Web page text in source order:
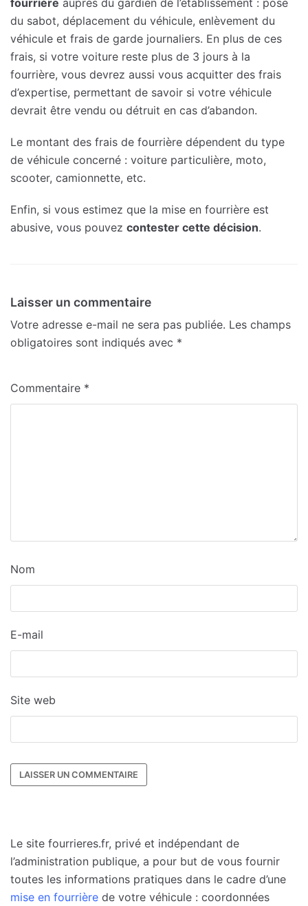
fourrière auprès du gardien de l’établissement : pose
du sabot, déplacement du véhicule, enlèvement du
véhicule et frais de garde journaliers. En plus de ces
frais, si votre voiture reste plus de 3 jours à la
fourrière, vous devrez aussi vous acquitter des frais
d’expertise, permettant de savoir si votre véhicule
devrait être vendu ou détruit en cas d’abandon.
Le montant des frais de fourrière dépendent du type
de véhicule concerné : voiture particulière, moto,
scooter, camionnette, etc.
Enfin, si vous estimez que la mise en fourrière est
abusive, vous pouvez contester cette décision.
Laisser un commentaire
Votre adresse e-mail ne sera pas publiée. Les champs
obligatoires sont indiqués avec *
Commentaire *
Nom
E-mail
Site web
Le site fourrieres.fr, privé et indépendant de
l’administration publique, a pour but de vous fournir
toutes les informations pratiques dans le cadre d’une
mise en fourrière de votre véhicule : coordonnées